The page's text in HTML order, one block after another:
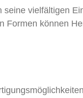
vielfältigen
Formen können